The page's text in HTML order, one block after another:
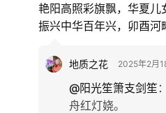
艳阳高照彩旗飘，华夏儿
振兴中华百年兴，卯酉河
地质之花 2025年2月
@阳光笙箫支剑笙 ：
舟红灯娆。